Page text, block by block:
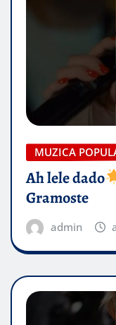
MUZICA
Ah lele dado​
Gramoste
admin